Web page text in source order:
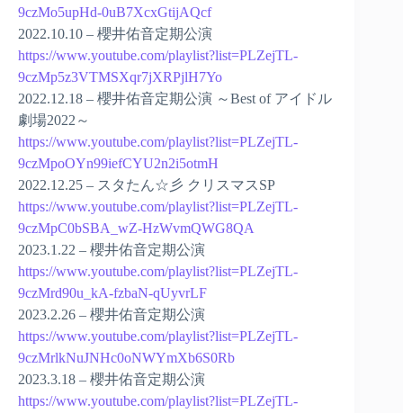
9czMo5upHd-0uB7XcxGtijAQcf
2022.10.10 – 櫻井佑音定期公演
https://www.youtube.com/playlist?list=PLZejTL-
9czMp5z3VTMSXqr7jXRPjlH7Yo
2022.12.18 – 櫻井佑音定期公演 ～Best of アイドル
劇場2022～
https://www.youtube.com/playlist?list=PLZejTL-
9czMpoOYn99iefCYU2n2i5otmH
2022.12.25 – スタたん☆彡 クリスマスSP
https://www.youtube.com/playlist?list=PLZejTL-
9czMpC0bSBA_wZ-HzWvmQWG8QA
2023.1.22 – 櫻井佑音定期公演
https://www.youtube.com/playlist?list=PLZejTL-
9czMrd90u_kA-fzbaN-qUyvrLF
2023.2.26 – 櫻井佑音定期公演
https://www.youtube.com/playlist?list=PLZejTL-
9czMrlkNuJNHc0oNWYmXb6S0Rb
2023.3.18 – 櫻井佑音定期公演
https://www.youtube.com/playlist?list=PLZejTL-